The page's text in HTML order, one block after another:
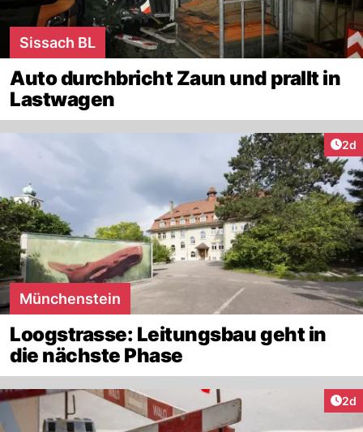
Sissach BL
Auto durchbricht Zaun und prallt in
Lastwagen
2d
Münchenstein
Loogstrasse: Leitungsbau geht in
die nächste Phase
2d